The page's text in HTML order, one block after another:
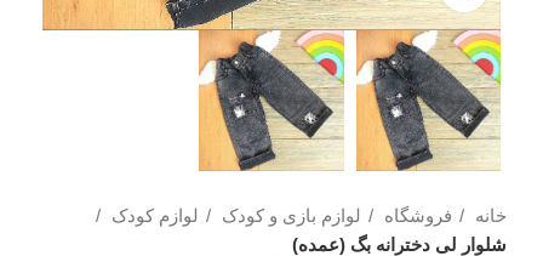
خانه فروشگاه لوازم بازی و کودک
لوازم کودک
شلوار لی دخترانه بگ (عمده)